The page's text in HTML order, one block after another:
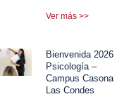
Ver más >>
Bienvenida 2026
Psicología –
Campus Casona
Las Condes